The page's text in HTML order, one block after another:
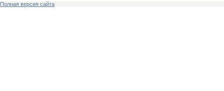
Полная версия сайта